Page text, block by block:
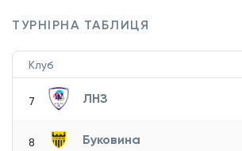
ТУРНІРНА ТАБЛИЦЯ
Клуб
7 ЛНЗ
8 Буковина